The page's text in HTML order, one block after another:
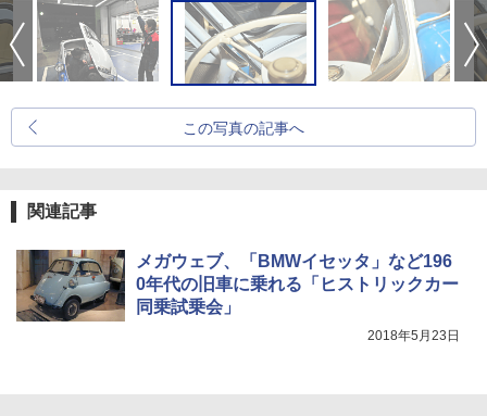
この写真の記事へ
関連記事
メガウェブ、「BMWイセッタ」など196
0年代の旧車に乗れる「ヒストリックカー
同乗試乗会」
2018年5月23日